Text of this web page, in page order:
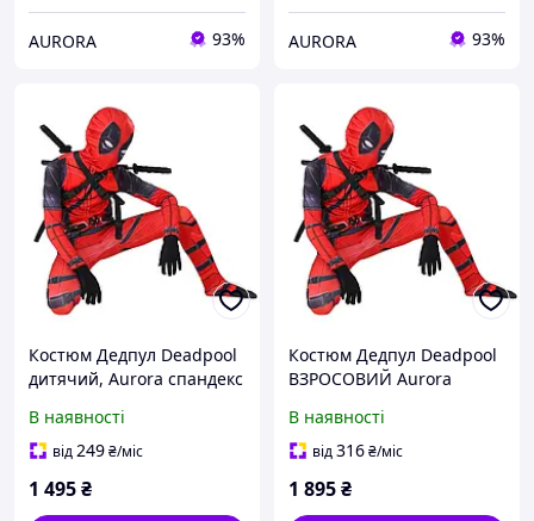
AURORA 93% AURORA 93%
Костюм Дедпул Deadpool
дитячий, Aurora спандекс
В наявності
від249₴/міс
1 495₴
Костюм Дедпул Deadpool
ВЗРОСОВИЙ Aurora
В наявності
від316₴/міс
1 895₴